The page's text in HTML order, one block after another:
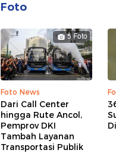
Foto
5 Foto
Foto News
Dari Call Center
hingga Rute Ancol,
Pemprov DKI
Tambah Layanan
Transportasi Publik